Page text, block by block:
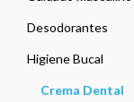
Desodorantes
Higiene Bucal
Crema Dental